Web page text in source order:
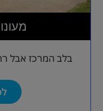
בלב המרכז אבל